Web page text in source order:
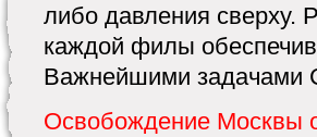
либо давления сверху.
каждой филы
Важнейшими задачами
Освобождение Москвы